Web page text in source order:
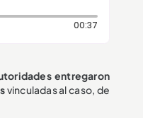
00:37Duración:
entregaron
vinculadas al caso, de